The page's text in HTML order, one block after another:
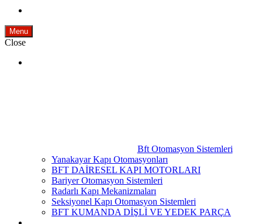
Menu
Close
Bft Otomasyon Sistemleri
Yanakayar Kapı Otomasyonları
BFT DAİRESEL KAPI MOTORLARI
Bariyer Otomasyon Sistemleri
Radarlı Kapı Mekanizmaları
Seksiyonel Kapı Otomasyon Sistemleri
BFT KUMANDA DİŞLİ VE YEDEK PARÇA